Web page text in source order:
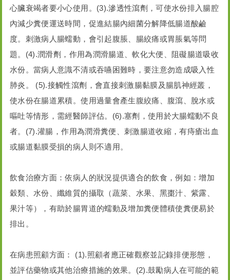
心臟衰竭者要小心使用。(3).滲透性瀉劑，可使水份排入腸腔
內減少糞便運送時間，促進結腸內細菌分解降低腸道酸鹼
度。刺激病人腸蠕動，會引起腹脹、腸絞痛或胃脹氣等問
題。(4).潤滑劑，作用為潤滑腸道、軟化大便、阻礙腸道吸收
水份。當病人意識不清或吞嚥困難時，要注意勿造成吸入性
肺炎。 (5).接觸性瀉劑，會直接刺激腸黏膜及腸肌神經叢，
使水份在腸道累積。使用過量會產生腹絞痛、腹瀉、脫水或
嘔吐等情形，需經醫師評估。(6).塞劑，使用於大腸蠕動不良
者。(7).灌腸，作用為潤滑糞便、刺激腸道收縮，有痔瘡出血
或腸道黏膜受損的病人則不適用。
飲食治療方面：依病人的狀況提供適合的飲食，例如：增加
穀類、水份、纖維質的攝取（蔬菜、水果、黑棗汁、紫露、
果汁等），有助於腸胃道的蠕動及增加糞便體積使糞便易於
排出。
在病患照顧方面： (1).照顧者應正確觀察並記錄排便形態，
並評估藥物或其他治療措施的效果。(2).鼓勵病人在可能的範